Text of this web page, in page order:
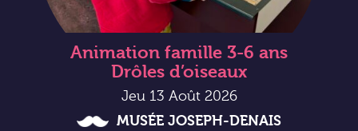
Animation famille 3-6 ans
Drôles d’oiseaux
Jeu 13 Août 2026
MUSÉE JOSEPH-DENAIS